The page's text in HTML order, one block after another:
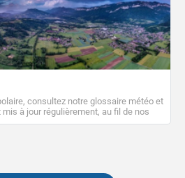
consultez notre glossaire météo et
à jour régulièrement, au fil de nos
également des liens utiles vers nos